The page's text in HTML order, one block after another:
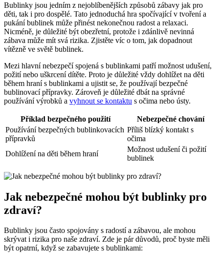
Bublinky jsou jedním z nejoblíbenějších způsobů zábavy jak pro
děti, tak i pro dospělé. Tato jednoduchá hra spočívající v tvoření a
pukání bublinek může přinést nekonečnou radost a relaxaci.
Nicméně, je důležité být obezřetní, protože i zdánlivě nevinná
zábava může mít svá rizika. Zjistěte víc o tom, jak dopadnout
vítězně ve světě bublinek.
Mezi hlavní nebezpečí spojená s bublinkami patří možnost udušení,
požití nebo uškrcení dítěte. Proto je důležité vždy dohlížet na děti
během hraní s bublinkami a ujistit se, že používají bezpečné
bublinovací přípravky. Zároveň je důležité dbát na správné
používání výrobků a vyhnout se kontaktu s očima nebo ústy.
Příklad bezpečného použití
Nebezpečné chování
Používání bezpečných bublinkovacích
přípravků
Příliš blízký kontakt s
očima
Dohlížení na děti během hraní
Možnost udušení či požití
bublinek
Jak nebezpečné mohou být bublinky pro
zdraví?
Bublinky jsou často spojovány s radostí a zábavou, ale mohou
skrývat i rizika pro naše zdraví. Zde je pár důvodů, proč byste měli
být opatrní, když se zabavujete s bublinkami: